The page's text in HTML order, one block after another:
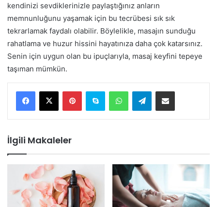
kendinizi sevdiklerinizle paylaştığınız anların
memnunluğunu yaşamak için bu tecrübesi sık sık
tekrarlamak faydalı olabilir. Böylelikle, masajın sunduğu
rahatlama ve huzur hissini hayatınıza daha çok katarsınız.
Senin için uygun olan bu ipuçlarıyla, masaj keyfini tepeye
taşıman mümkün.
PinterestSkype WhatsAppTelegramE-Posta ile paylaş
İlgili Makaleler